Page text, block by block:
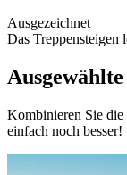
Ausgezeichnet
Das Treppensteigen
Kombinieren Sie die
einfach noch besser!